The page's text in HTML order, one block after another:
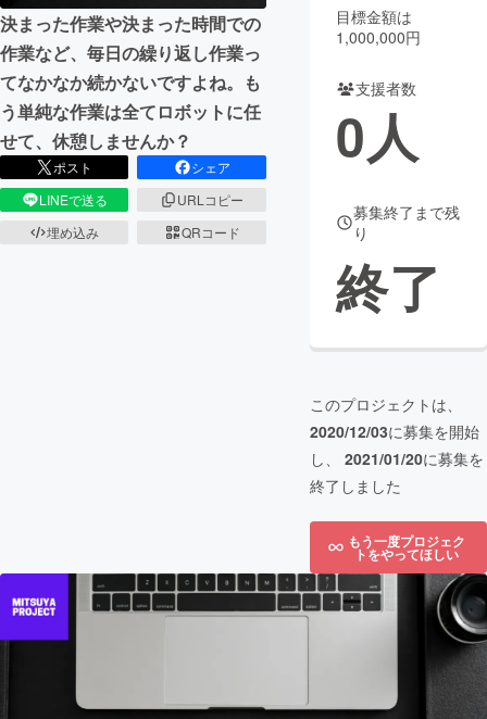
ビジネス・起業 チャレンジ
まちづくり・地域活性化
CAMPFIRE for Social Good CAMPFIRE Creation
CAMPFIREふるさと納税
決まった作業や決まった時間での
作業など、毎日の繰り返し作業っ
てなかなか続かないですよね。も
う単純な作業は全てロボットに任
せて、休憩しませんか？
ポスト
シェア
LINEで送る
URLコピー
埋め込み
QRコード
目標金額は
1,000,000円
支援者数
0人
募集終了まで残
り
終了
このプロジェクトは、
2020/12/03に募集を開始
し、 2021/01/20に募集を
終了しました
もう一度プロジェク
トをやってほしい